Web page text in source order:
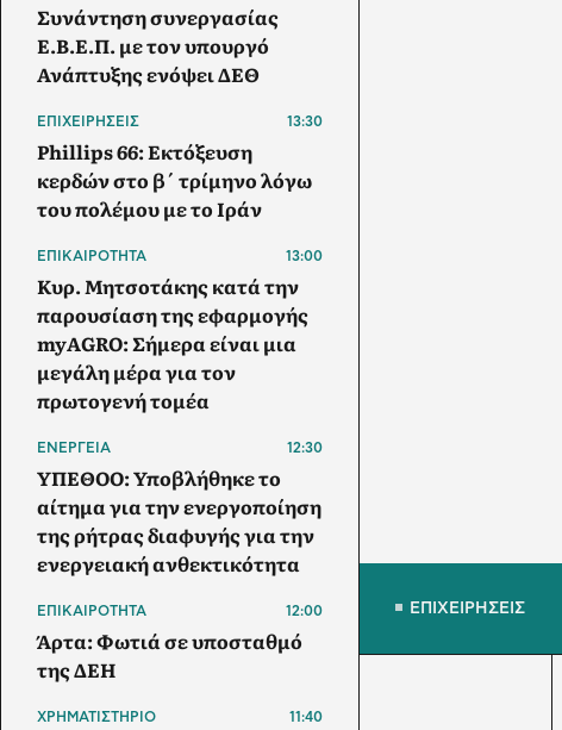
ΕΠΙΧΕΙΡΗΣΕΙΣ
Συνάντηση συνεργασίας
Ε.Β.Ε.Π. με τον υπουργό
Ανάπτυξης ενόψει ΔΕΘ
ΕΠΙΧΕΙΡΗΣΕΙΣ 13:30
Phillips 66: Εκτόξευση
κερδών στο β΄ τρίμηνο λόγω
του πολέμου με το Ιράν
ΕΠΙΚΑΙΡΟΤΗΤΑ 13:00
Κυρ. Μητσοτάκης κατά την
παρουσίαση της εφαρμογής
myAGRO: Σήμερα είναι μια
μεγάλη μέρα για τον
πρωτογενή τομέα
ΕΝΕΡΓΕΙΑ 12:30
ΥΠΕΘΟΟ: Υποβλήθηκε το
αίτημα για την ενεργοποίηση
της ρήτρας διαφυγής για την
ενεργειακή ανθεκτικότητα
ΕΠΙΚΑΙΡΟΤΗΤΑ 12:00
Άρτα: Φωτιά σε υποσταθμό
της ΔΕΗ
ΧΡΗΜΑΤΙΣΤΗΡΙΟ 11:40